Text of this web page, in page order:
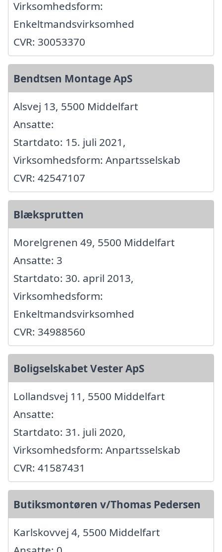
Virksomhedsform:
Enkeltmandsvirksomhed
CVR: 30053370
Bendtsen Montage ApS
Alsvej 13, 5500 Middelfart
Ansatte:
Startdato: 15. juli 2021,
Virksomhedsform: Anpartsselskab
CVR: 42547107
Blæksprutten
Morelgrenen 49, 5500 Middelfart
Ansatte: 3
Startdato: 30. april 2013,
Virksomhedsform:
Enkeltmandsvirksomhed
CVR: 34988560
Boligselskabet Vester ApS
Lollandsvej 11, 5500 Middelfart
Ansatte:
Startdato: 31. juli 2020,
Virksomhedsform: Anpartsselskab
CVR: 41587431
Butiksmontøren v/Thomas Pedersen
Karlskovvej 4, 5500 Middelfart